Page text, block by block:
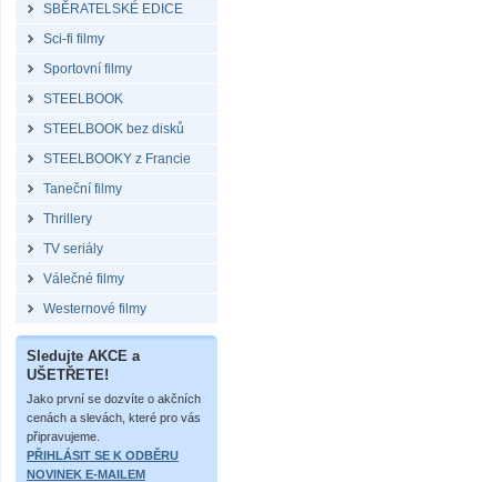
SBĚRATELSKÉ EDICE
Sci-fi filmy
Sportovní filmy
STEELBOOK
STEELBOOK bez disků
STEELBOOKY z Francie
Taneční filmy
Thrillery
TV seriály
Válečné filmy
Westernové filmy
Sledujte AKCE a
UŠETŘETE!
Jako první se dozvíte o akčních
cenách a slevách, které pro vás
připravujeme.
PŘIHLÁSIT SE K ODBĚRU
NOVINEK E-MAILEM